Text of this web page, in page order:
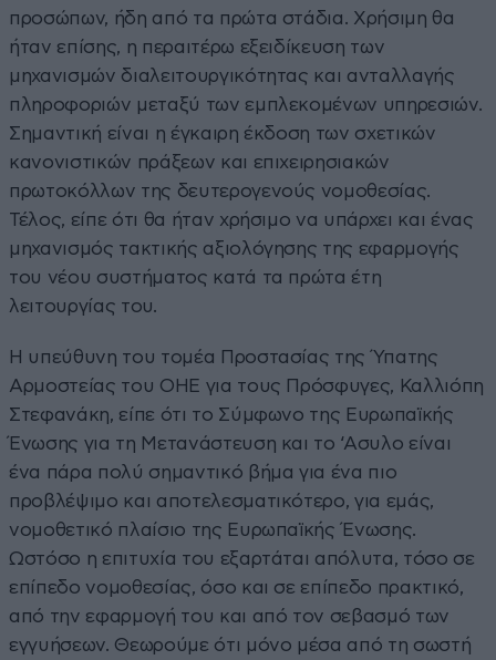
προσώπων, ήδη από τα πρώτα στάδια. Χρήσιμη θα
ήταν επίσης, η περαιτέρω εξειδίκευση των
μηχανισμών διαλειτουργικότητας και ανταλλαγής
πληροφοριών μεταξύ των εμπλεκομένων υπηρεσιών.
Σημαντική είναι η έγκαιρη έκδοση των σχετικών
κανονιστικών πράξεων και επιχειρησιακών
πρωτοκόλλων της δευτερογενούς νομοθεσίας.
Τέλος, είπε ότι θα ήταν χρήσιμο να υπάρχει και ένας
μηχανισμός τακτικής αξιολόγησης της εφαρμογής
του νέου συστήματος κατά τα πρώτα έτη
λειτουργίας του.
Η υπεύθυνη του τομέα Προστασίας της Ύπατης
Αρμοστείας του ΟΗΕ για τους Πρόσφυγες, Καλλιόπη
Στεφανάκη, είπε ότι το Σύμφωνο της Ευρωπαϊκής
Ένωσης για τη Μετανάστευση και το ‘Ασυλο είναι
ένα πάρα πολύ σημαντικό βήμα για ένα πιο
προβλέψιμο και αποτελεσματικότερο, για εμάς,
νομοθετικό πλαίσιο της Ευρωπαϊκής Ένωσης.
Ωστόσο η επιτυχία του εξαρτάται απόλυτα, τόσο σε
επίπεδο νομοθεσίας, όσο και σε επίπεδο πρακτικό,
από την εφαρμογή του και από τον σεβασμό των
εγγυήσεων. Θεωρούμε ότι μόνο μέσα από τη σωστή